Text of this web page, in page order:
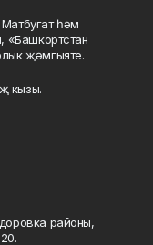
һәм
«Башкортстан
җәмгыяте.
кызы.
районы,